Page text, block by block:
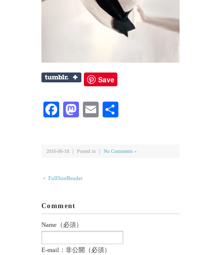
Save
Facebook
Mastodon
Email
2016-06-18 ｜ Posted in ｜ No Comments »
＜ FullSizeRender
Comment
Name（必須）
E-mail：非公開（必須）